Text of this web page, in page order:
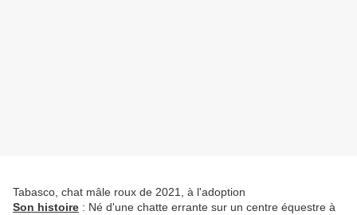
Tabasco, chat mâle roux de 2021, à l'adoption
Son histoire : Né d'une chatte errante sur un centre équestre à